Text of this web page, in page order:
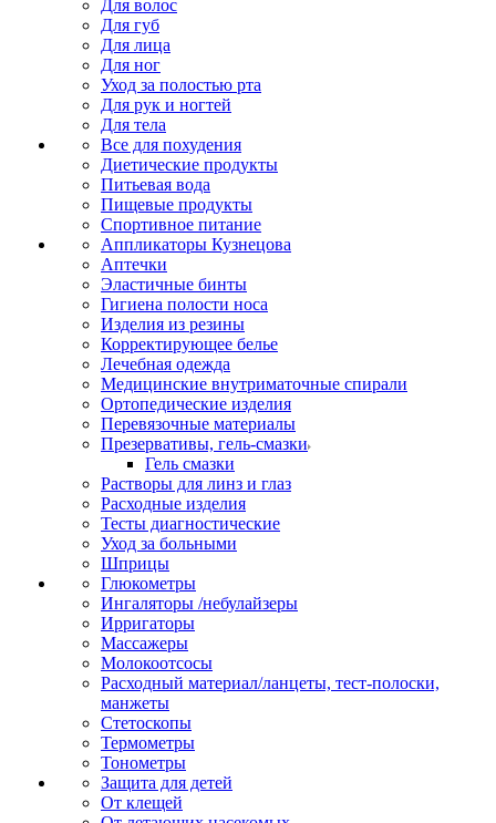
Для волос
Для губ
Для лица
Для ног
Уход за полостью рта
Для рук и ногтей
Для тела
Все для похудения
Диетические продукты
Питьевая вода
Пищевые продукты
Спортивное питание
Аппликаторы Кузнецова
Аптечки
Эластичные бинты
Гигиена полости носа
Изделия из резины
Корректирующее белье
Лечебная одежда
Медицинские внутриматочные спирали
Ортопедические изделия
Перевязочные материалы
Презервативы, гель-смазки
Гель смазки
Растворы для линз и глаз
Расходные изделия
Тесты диагностические
Уход за больными
Шприцы
Глюкометры
Ингаляторы /небулайзеры
Ирригаторы
Массажеры
Молокоотсосы
Расходный материал/ланцеты, тест-полоски,
манжеты
Стетоскопы
Термометры
Тонометры
Защита для детей
От клещей